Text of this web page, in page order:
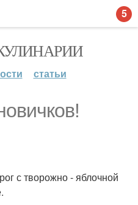
статьи
с творожно - яблочной
5